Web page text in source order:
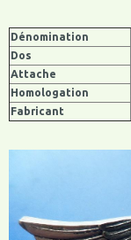
Dénomination
Dos
Attache
Homologation
Fabricant